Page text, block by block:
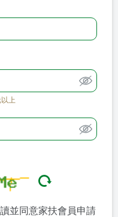
上
並同意家扶會員申請